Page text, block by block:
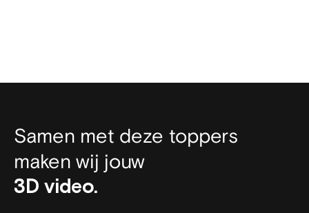
Samen met deze toppers
maken wij jouw
film.
animatie.
video.
3D video.